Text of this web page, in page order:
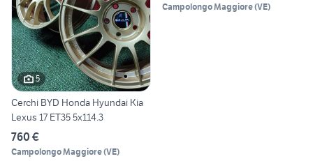
5
Cerchi BYD Honda Hyundai Kia
Lexus 17 ET35 5x114.3
760 €
Campolongo Maggiore(VE)
Campolongo Maggiore(VE)